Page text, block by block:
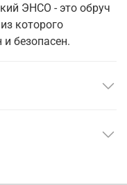
ЭНСО - это обруч
которого
и безопасен.